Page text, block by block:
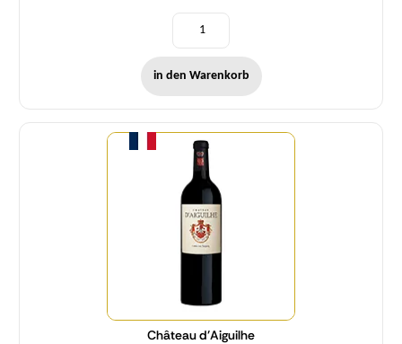
in den Warenkorb
Château d'Aiguilhe
Menge